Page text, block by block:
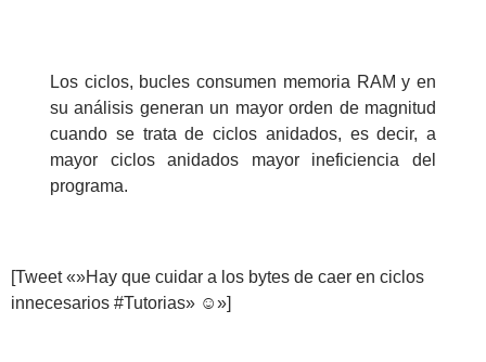
Los ciclos, bucles consumen memoria RAM y en
su análisis generan un mayor orden de magnitud
cuando se trata de ciclos anidados, es decir, a
mayor ciclos anidados mayor ineficiencia del
programa.
[Tweet «»Hay que cuidar a los bytes de caer en ciclos
innecesarios #Tutorias» ☺»]